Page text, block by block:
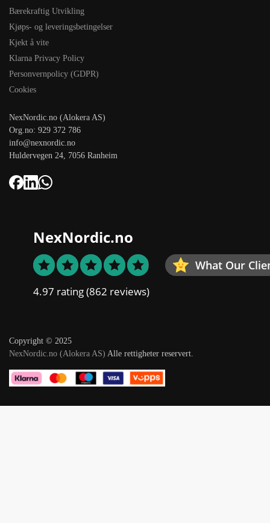
Bærekraftig Utvikling
Kjøps- og leveringsbetingelser
Kjekt å vite
Klarna Privacy Policy
Personvernpolicy (GDPR)
Cookies
NexNordic.no (Alokera AS)
Org.no: 929 372 786
info@nexnordic.no
Huldervegen 24, 7056 Ranheim
NexNordic.no
What Our
4.97 rating(862 reviews)
Copyright © 2025
NexNordic.no (Alokera AS) Alle rettigheter reservert.